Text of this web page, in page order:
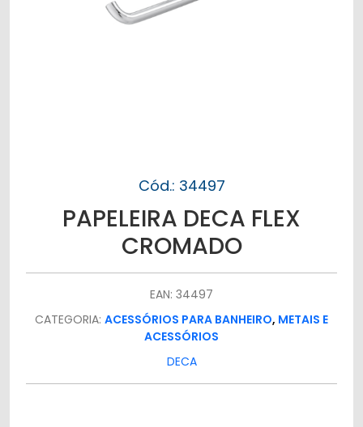
Cód.: 34497
PAPELEIRA DECA FLEX
CROMADO
EAN: 34497
CATEGORIA: ACESSÓRIOS PARA BANHEIRO, METAIS E
ACESSÓRIOS
DECA